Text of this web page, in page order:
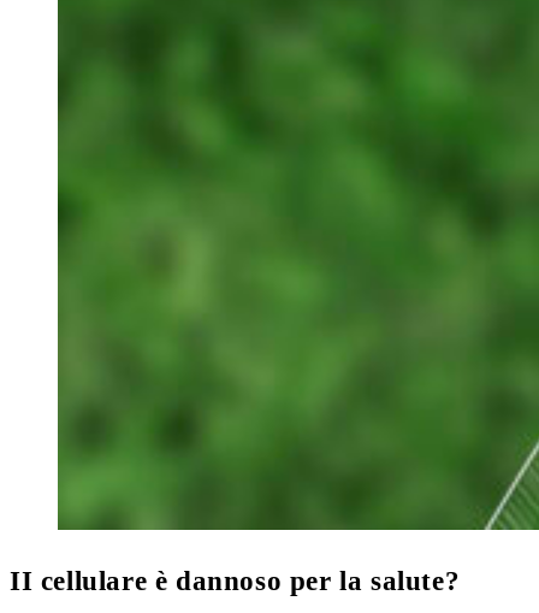
II cellulare è dannoso per la salute?